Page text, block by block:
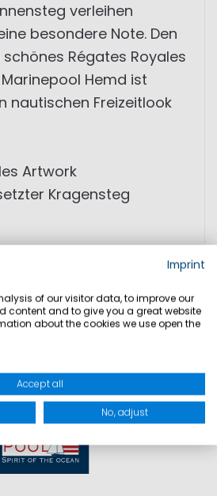
verleihen
besondere Note. Den
schönes Régates Royales
Hemd ist
nautischen Freizeitlook
Artwork
Kragensteg
Imprint
of our visitor data, to improve our
content and to give you a great website
about the cookies we use open the
Accept all
No, adjust